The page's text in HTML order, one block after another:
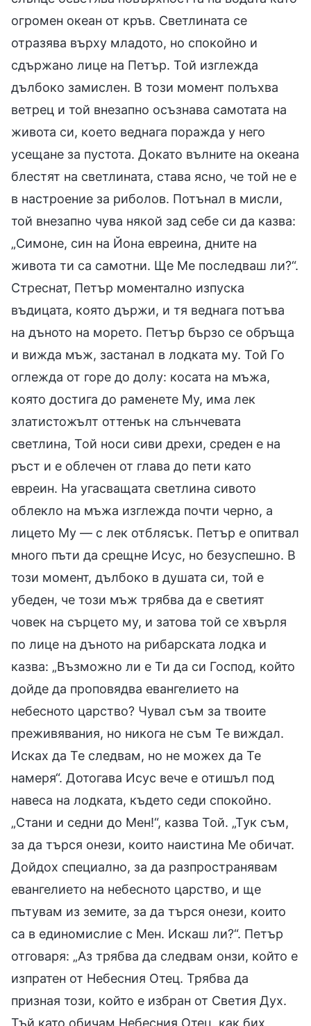
огромен океан от кръв. Светлината се
отразява върху младото, но спокойно и
сдържано лице на Петър. Той изглежда
дълбоко замислен. В този момент полъхва
ветрец и той внезапно осъзнава самотата на
живота си, което веднага поражда у него
усещане за пустота. Докато вълните на океана
блестят на светлината, става ясно, че той не е
в настроение за риболов. Потънал в мисли,
той внезапно чува някой зад себе си да казва:
„Симоне, син на Йона евреина, дните на
живота ти са самотни. Ще Ме последваш ли?“.
Стреснат, Петър моментално изпуска
въдицата, която държи, и тя веднага потъва
на дъното на морето. Петър бързо се обръща
и вижда мъж, застанал в лодката му. Той Го
оглежда от горе до долу: косата на мъжа,
която достига до раменете Му, има лек
златистожълт оттенък на слънчевата
светлина, Той носи сиви дрехи, среден е на
ръст и е облечен от глава до пети като
евреин. На угасващата светлина сивото
облекло на мъжа изглежда почти черно, а
лицето Му — с лек отблясък. Петър е опитвал
много пъти да срещне Исус, но безуспешно. В
този момент, дълбоко в душата си, той е
убеден, че този мъж трябва да е светият
човек на сърцето му, и затова той се хвърля
по лице на дъното на рибарската лодка и
казва: „Възможно ли е Ти да си Господ, който
дойде да проповядва евангелието на
небесното царство? Чувал съм за твоите
преживявания, но никога не съм Те виждал.
Исках да Те следвам, но не можех да Те
намеря“. Дотогава Исус вече е отишъл под
навеса на лодката, където седи спокойно.
„Стани и седни до Мен!“, казва Той. „Тук съм,
за да търся онези, които наистина Ме обичат.
Дойдох специално, за да разпространявам
евангелието на небесното царство, и ще
пътувам из земите, за да търся онези, които
са в единомислие с Мен. Искаш ли?“. Петър
отговаря: „Аз трябва да следвам онзи, който е
изпратен от Небесния Отец. Трябва да
призная този, който е избран от Светия Дух.
Тъй като обичам Небесния Отец, как бих